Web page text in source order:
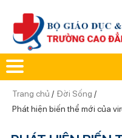
Trang chủ / Đời Sống /
Phát hiện biến thể mới của